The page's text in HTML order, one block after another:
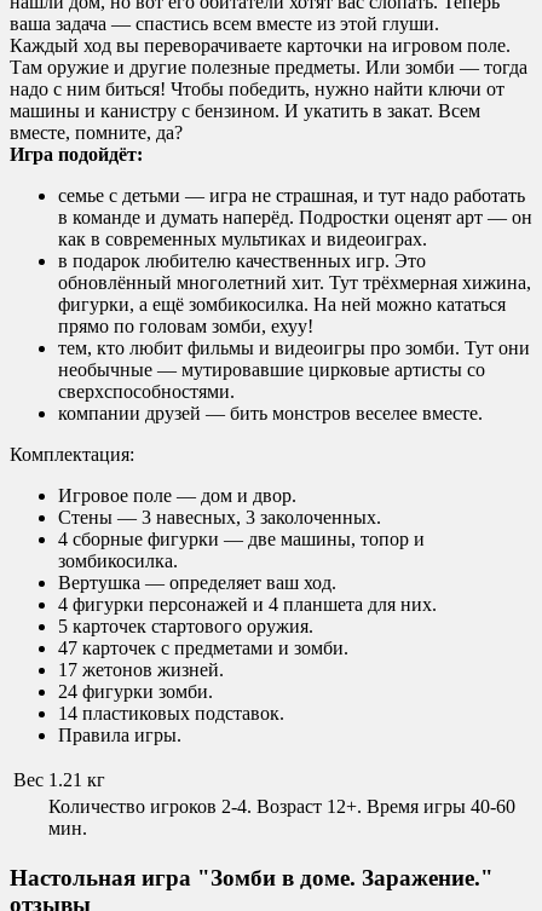
ваша задача — спастись всем вместе из этой глуши.
Каждый ход вы переворачиваете карточки на игровом поле.
Там оружие и другие полезные предметы. Или зомби — тогда
надо с ним биться! Чтобы победить, нужно найти ключи от
машины и канистру с бензином. И укатить в закат. Всем
вместе, помните, да?
Игра подойдёт:
семье с детьми — игра не страшная, и тут надо работать
в команде и думать наперёд. Подростки оценят арт — он
как в современных мультиках и видеоиграх.
в подарок любителю качественных игр. Это
обновлённый многолетний хит. Тут трёхмерная хижина,
фигурки, а ещё зомбикосилка. На ней можно кататься
прямо по головам зомби, ехуу!
тем, кто любит фильмы и видеоигры про зомби. Тут они
необычные — мутировавшие цирковые артисты со
сверхспособностями.
компании друзей — бить монстров веселее вместе.
Комплектация:
Игровое поле — дом и двор.
Стены — 3 навесных, 3 заколоченных.
4 сборные фигурки — две машины, топор и
зомбикосилка.
Вертушка — определяет ваш ход.
4 фигурки персонажей и 4 планшета для них.
5 карточек стартового оружия.
47 карточек с предметами и зомби.
17 жетонов жизней.
24 фигурки зомби.
14 пластиковых подставок.
Правила игры.
Вес 1.21 кг
Количество игроков 2-4. Возраст 12+. Время игры 40-60
мин.
Настольная игра "Зомби в доме. Заражение."
отзывы